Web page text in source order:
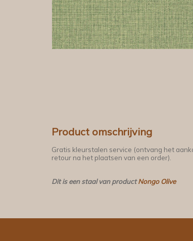
Product omschrijving
Gratis kleurstalen service (ontvang het
retour na het plaatsen van een order).
Dit is een staal van productNongo Olive